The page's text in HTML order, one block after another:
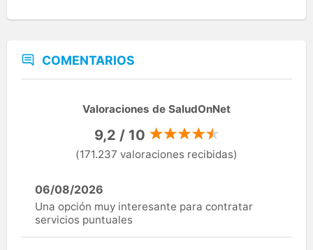
COMENTARIOS
Valoraciones de SaludOnNet
9,2 / 10
(171.237 valoraciones recibidas)
06/08/2026
Una opción muy interesante para contratar
servicios puntuales